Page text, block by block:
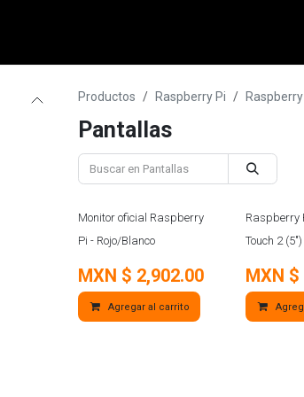
Productos Raspberry Pi
Pantallas
Monitor oficial Raspberry
Pi - Rojo/Blanco
MXN $ 2,902.00
Agregar al carrito
Raspberry
Touch 2 (5")
MXN $